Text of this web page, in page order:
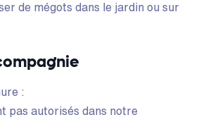
de mégots dans le jardin ou sur
:
pas autorisés dans notre